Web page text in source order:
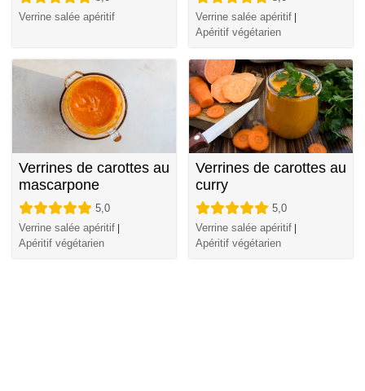
Verrine salée apéritif
Verrine salée apéritif |
Apéritif végétarien
Verrines de carottes au
mascarpone
5,0
Verrine salée apéritif |
Apéritif végétarien
Verrines de carottes au
curry
5,0
Verrine salée apéritif |
Apéritif végétarien